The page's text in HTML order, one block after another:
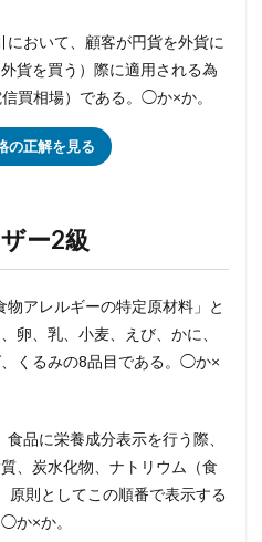
おいて、顧客が円貨を外貨に
貨を買う）際に適用される為
買相場）である。◯か×か。
の正解を見る
ー2級
アレルギーの特定原材料」と
卵、乳、小麦、えび、かに、
くるみの8品目である。◯か×
品に栄養成分表示を行う際、
、炭水化物、ナトリウム（食
原則としてこの順番で表示する
か×か。